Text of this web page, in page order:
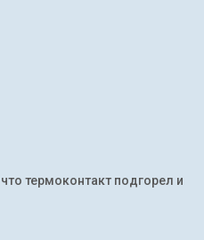
термоконтакт подгорел и